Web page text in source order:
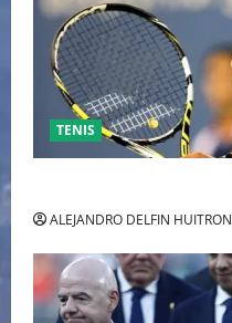
TENIS
ALEJANDRO DELFIN HUITRON